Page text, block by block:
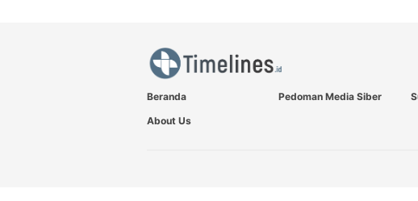
Beranda Pedoman Media Siber
About Us